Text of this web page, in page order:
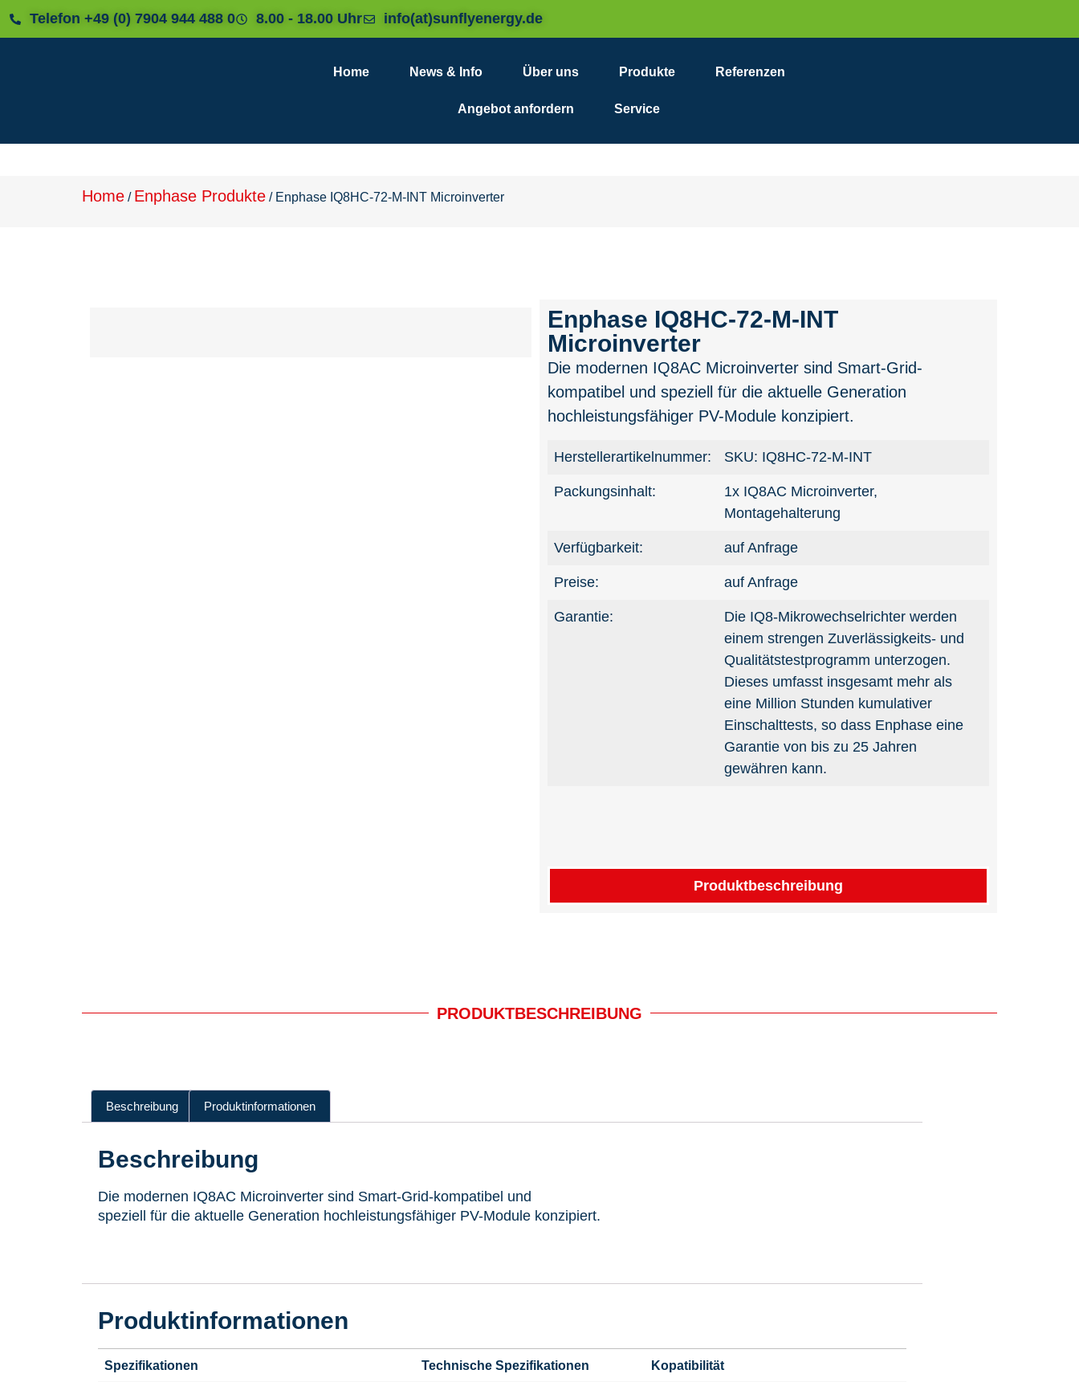
Telefon +49 (0) 7904 944 488 0 8.00 - 18.00 Uhr info(at)sunflyenergy.de
Home News & Info Über uns Produkte Referenzen
Angebot anfordern Service
Home / Enphase Produkte / Enphase IQ8HC-72-M-INT Microinverter
Enphase IQ8HC-72-M-INT
Microinverter
Die modernen IQ8AC Microinverter sind Smart-Grid-
kompatibel und speziell für die aktuelle Generation
hochleistungsfähiger PV-Module konzipiert.
Herstellerartikelnummer: SKU: IQ8HC-72-M-INT
Packungsinhalt:
1x IQ8AC Microinverter,
Montagehalterung
Verfügbarkeit: auf Anfrage
Preise: auf Anfrage
Garantie:
Die IQ8-Mikrowechselrichter werden
einem strengen Zuverlässigkeits- und
Qualitätstestprogramm unterzogen.
Dieses umfasst insgesamt mehr als
eine Million Stunden kumulativer
Einschalttests, so dass Enphase eine
Garantie von bis zu 25 Jahren
gewähren kann.
Produktbeschreibung
PRODUKTBESCHREIBUNG
Beschreibung Produktinformationen
Beschreibung
Die modernen IQ8AC Microinverter sind Smart-Grid-kompatibel und
speziell für die aktuelle Generation hochleistungsfähiger PV-Module konzipiert.
Produktinformationen
Spezifikationen Technische Spezifikationen Kopatibilität